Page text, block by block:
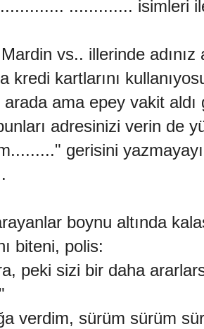
............. isimleri
vs.. illerinde adınız
kredi kartlarını
arada ama epey vakit
adresinizi verin de
gerisini
boynu altında
biteni, polis:
peki sizi bir daha
verdim, sürüm sürüm